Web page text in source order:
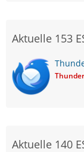
Aktuelle 153
Thunder
Aktuelle 140